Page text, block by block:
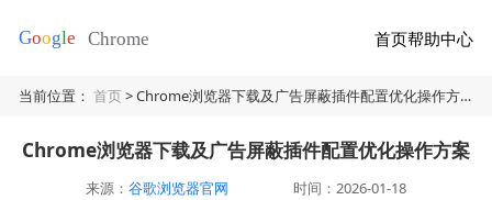
首页帮助中心
当前位置：首页> Chrome浏览器下载及广告屏蔽插件配置优化操作方案
Chrome浏览器下载及广告屏蔽插件配置优化操作方案
来源： 谷歌浏览器官网 时间：2026-01-18